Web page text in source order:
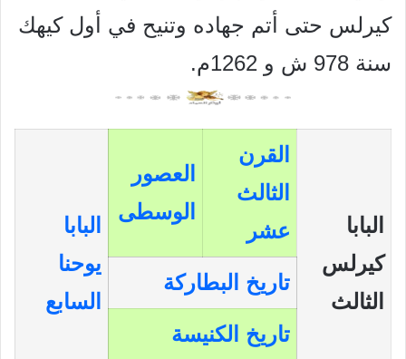
كيرلس حتى أتم جهاده وتنيح في
أول كيهك
سنة 978 ش و 1262م.
البابا
كيرلس
الثالث
القرن
الثالث
عشر
العصور
الوسطى
البابا
يوحنا
السابع
تاريخ البطاركة
تاريخ الكنيسة